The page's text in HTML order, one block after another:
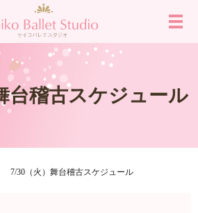
メ
台稽古スケジュール
7/30（火）舞台稽古スケジュール